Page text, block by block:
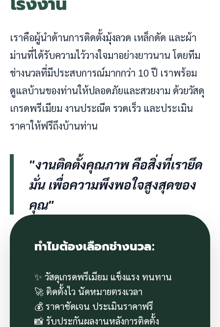
เราคือผู้นำด้านการติดตั้งมุ้งลวด เหล็กดัด และผ้า
ม่านที่ได้รับความไว้วางใจมาอย่างยาวนาน โดยทีม
ช่างนวลที่มีประสบการณ์มากกว่า 10 ปี เราพร้อม
ดูแลบ้านของท่านให้ปลอดภัยและสวยงาม ด้วยวัสดุ
เกรดพรีเมียม งานประณีต รวดเร็ว และประเมิน
ราคาให้ฟรีถึงบ้านท่าน
"งานติดตั้งคุณภาพ คือสิ่งที่เรายึด
มั่น เพื่อความพึงพอใจสูงสุดของ
คุณ"
ทำไมต้องเลือกช่างนวล:
✨ วัสดุเกรดพรีเมียม แข็งแรง ทนทาน
🚀 ติดตั้งไว นัดหมายตรงเวลา
💰 ราคาชัดเจน ประเมินราคาฟรี
📸 รับประกันผลงานหลังการติดตั้ง